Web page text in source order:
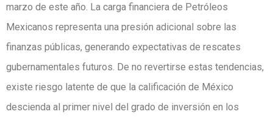
marzo de este año. La carga financiera de Petróleos
Mexicanos representa una presión adicional sobre las
finanzas públicas, generando expectativas de rescates
gubernamentales futuros. De no revertirse estas tendencias,
existe riesgo latente de que la calificación de México
descienda al primer nivel del grado de inversión en los